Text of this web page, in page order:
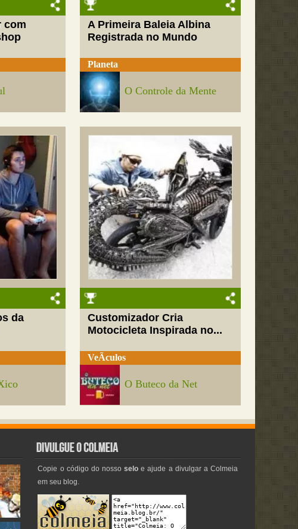
com
A Primeira Baleia Albina
Registrada no Mundo
Planeta
O Controle da Mente
da
Customizador Cria
Motocicleta Inspirada no...
VeÃ­culos
O Buteco da Net
Copie o código do nossoselo e ajude a divulgar a Colmeia
em seu blog.